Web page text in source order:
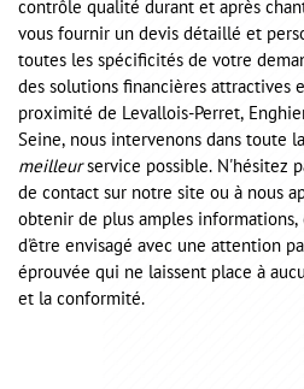
contrôle qualité durant et après
vous fournir un devis détaillé et
toutes les spécificités de votre
des solutions financières attractives
proximité de Levallois-Perret,
Seine, nous intervenons dans toute
meilleurservice possible. N'hésitez
de contact sur notre site ou à nous
obtenir de plus amples
d'être envisagé avec une attention
éprouvée qui ne laissent place à
et la conformité.